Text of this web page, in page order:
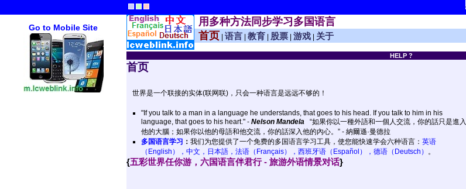
Go to Mobile Site
用多种方法同步学习多国语言
首页 语言 教育 股票 游戏 关于
HELP ?
首页
世界是一个联接的实体(联网联)，只会一种语言是远远不够的！
"If you talk to a man in a language he understands, that goes to his head. If you talk to him in his
language, that goes to his heart." - Nelson Mandela “如果你以一種外語和一個人交流，你的話只是進入
他的大腦；如果你以他的母語和他交流，你的話深入他的內心。” - 納爾遜·曼德拉
多国语言学习 ： 我们为您提供了一个免费的多国语言学习工具，使您能快速学会六种语言： 英语
（English），中文，日本語，法语（Français），西班牙语（Español），德语（Deutsch） 。
{五彩世界任你游，六国语言伴君行 - 旅游外语情景对话}